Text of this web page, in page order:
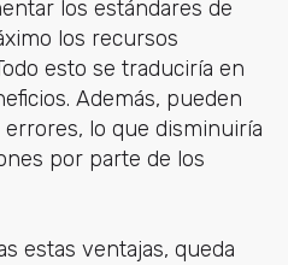
los estándares de
los recursos
esto se traduciría en
Además, pueden
lo que disminuiría
por parte de los
estas ventajas, queda